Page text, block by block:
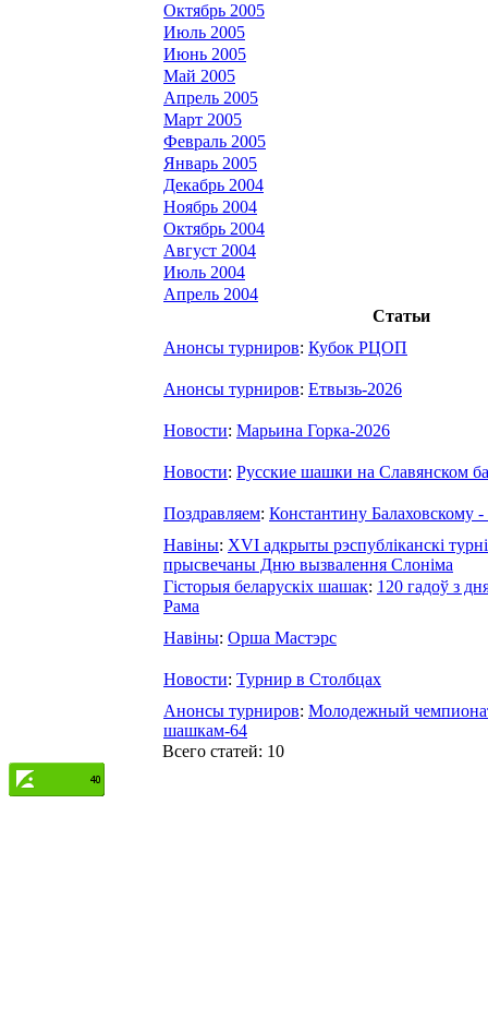
Октябрь 2005
Июль 2005
Июнь 2005
Май 2005
Апрель 2005
Март 2005
Февраль 2005
Январь 2005
Декабрь 2004
Ноябрь 2004
Октябрь 2004
Август 2004
Июль 2004
Апрель 2004
Статьи
Анонсы турниров: Кубок РЦОП
Анонсы турниров: Етвызь-2026
Новости: Марьина Горка-2026
Новости: Русские шашки на Славянском
Поздравляем: Константину Балаховскому -
Навіны: ХVI адкрыты рэспубліканскі
прысвечаны Дню вызвалення Слоніма
Гісторыя беларускіх шашак: 120 гадоў з
Рама
Навіны: Орша Мастэрс
Новости: Турнир в Столбцах
Анонсы турниров: Молодежный
шашкам-64
Всего статей: 10